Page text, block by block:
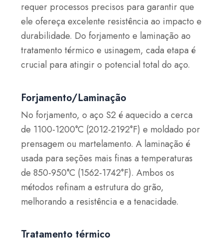
requer processos precisos para garantir que
ele ofereça excelente resistência ao impacto e
durabilidade. Do forjamento e laminação ao
tratamento térmico e usinagem, cada etapa é
crucial para atingir o potencial total do aço.
Forjamento/Laminação
No forjamento, o aço S2 é aquecido a cerca
de 1100-1200°C (2012-2192°F) e moldado por
prensagem ou martelamento. A laminação é
usada para seções mais finas a temperaturas
de 850-950°C (1562-1742°F). Ambos os
métodos refinam a estrutura do grão,
melhorando a resistência e a tenacidade.
Tratamento térmico